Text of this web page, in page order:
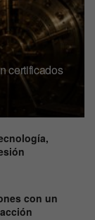
certificados
con un